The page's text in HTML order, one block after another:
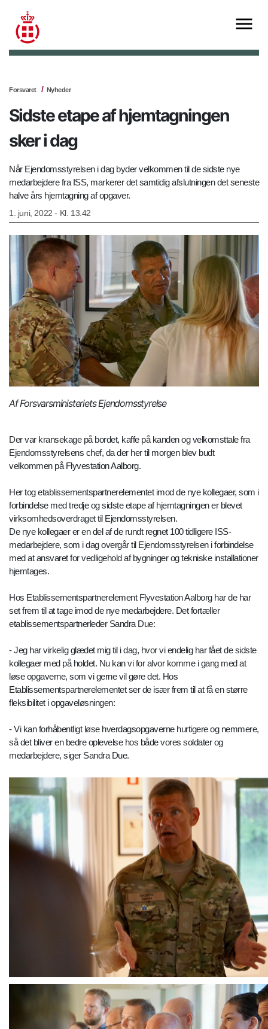
Forsvaret Nyheder
Sidste etape af hjemtagningen
sker i dag
Når Ejendomsstyrelsen i dag byder velkommen til de sidste nye
medarbejdere fra ISS, markerer det samtidig afslutningen det seneste
halve års hjemtagning af opgaver.
1. juni, 2022 - Kl. 13.42
Af Forsvarsministeriets Ejendomsstyrelse
Der var kransekage på bordet, kaffe på kanden og velkomsttale fra
Ejendomsstyrelsens chef, da der her til morgen blev budt
velkommen på Flyvestation Aalborg.
Her tog etablissementspartnerelementet imod de nye kollegaer, som i
forbindelse med tredje og sidste etape af hjemtagningen er blevet
virksomhedsoverdraget til Ejendomsstyrelsen.
De nye kollegaer er en del af de rundt regnet 100 tidligere ISS-
medarbejdere, som i dag overgår til Ejendomsstyrelsen i forbindelse
med at ansvaret for vedligehold af bygninger og tekniske installationer
hjemtages.
Hos Etablissementspartnerelement Flyvestation Aalborg har de har
set frem til at tage imod de nye medarbejdere. Det fortæller
etablissementspartnerleder Sandra Due:
- Jeg har virkelig glædet mig til i dag, hvor vi endelig har fået de sidste
kollegaer med på holdet. Nu kan vi for alvor komme i gang med at
løse opgaverne, som vi gerne vil gøre det. Hos
Etablissementspartnerelementet ser de især frem til at få en større
fleksibilitet i opgaveløsningen:
- Vi kan forhåbentligt løse hverdagsopgaverne hurtigere og nemmere,
så det bliver en bedre oplevelse hos både vores soldater og
medarbejdere, siger Sandra Due.